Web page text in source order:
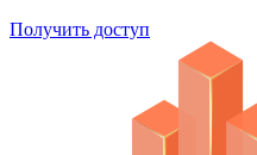
Получить доступ